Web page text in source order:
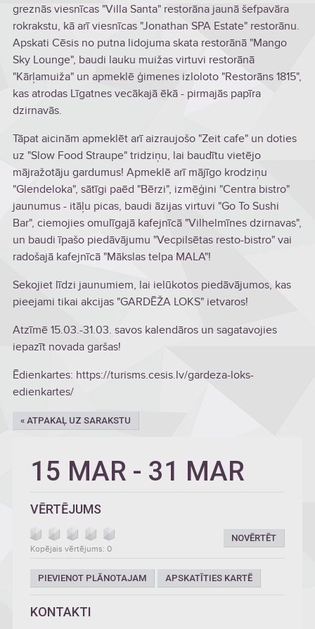
greznās viesnīcas "Villa Santa" restorāna jaunā šefpavāra
rokrakstu, kā arī viesnīcas "Jonathan SPA Estate" restorānu.
Apskati Cēsis no putna lidojuma skata restorānā "Mango
Sky Lounge", baudi lauku muižas virtuvi restorānā
"Kārļamuiža" un apmeklē ģimenes izloloto "Restorāns 1815",
kas atrodas Līgatnes vecākajā ēkā - pirmajās papīra
dzirnavās.
Tāpat aicinām apmeklēt arī aizraujošo "Zeit cafe" un doties
uz "Slow Food Straupe" tridziņu, lai baudītu vietējo
mājražotāju gardumus! Apmeklē arī mājīgo krodziņu
"Glendeloka", sātīgi paēd "Bērzi", izmēģini "Centra bistro"
jaunumus - itāļu picas, baudi āzijas virtuvi "Go To Sushi
Bar", ciemojies omulīgajā kafejnīcā "Vilhelmīnes dzirnavas",
un baudi īpašo piedāvājumu "Vecpilsētas resto-bistro" vai
radošajā kafejnīcā "Mākslas telpa MALA"!
Sekojiet līdzi jaunumiem, lai ielūkotos piedāvājumos, kas
pieejami tikai akcijas "GARDĒŽA LOKS" ietvaros!
Atzīmē 15.03.-31.03. savos kalendāros un sagatavojies
iepazīt novada garšas!
Ēdienkartes: https://turisms.cesis.lv/gardeza-loks-
edienkartes/
« ATPAKAĻ UZ SARAKSTU
15 MAR - 31 MAR
VĒRTĒJUMS
NOVĒRTĒT
Kopējais vērtējums: 0
PIEVIENOT PLĀNOTAJAM APSKATĪTIES KARTĒ
KONTAKTI